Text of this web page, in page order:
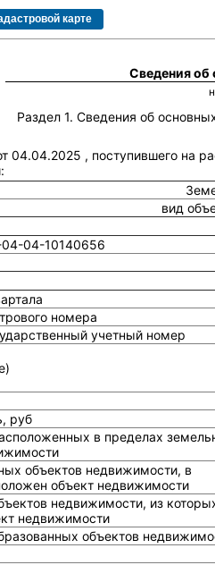
Сведения
Раздел 1. Сведения об
04.04.2025 , поступившего на
вид
04-10140656
номера
учетный номер
руб
в пределах
объектов недвижимости, в
объект недвижимости
недвижимости, из
недвижимости
объектов